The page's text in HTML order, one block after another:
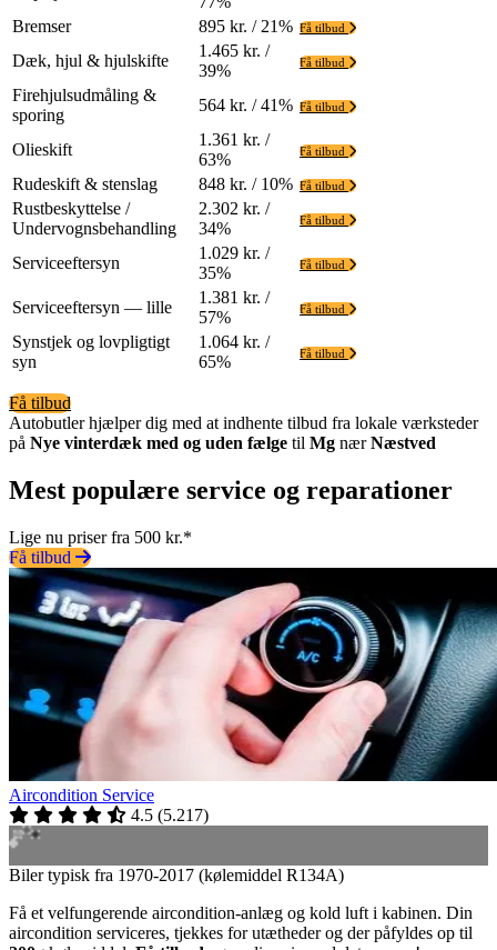
Bremser 895 kr. / 21% Få tilbud
Dæk, hjul & hjulskifte
1.465 kr. /
39%
Få tilbud
Firehjulsudmåling &
sporing
564 kr. / 41% Få tilbud
Olieskift
1.361 kr. /
63%
Få tilbud
Rudeskift & stenslag 848 kr. / 10% Få tilbud
Rustbeskyttelse /
Undervognsbehandling
2.302 kr. /
34%
Få tilbud
Serviceeftersyn
1.029 kr. /
35%
Få tilbud
Serviceeftersyn — lille
1.381 kr. /
57%
Få tilbud
Synstjek og lovpligtigt
syn
1.064 kr. /
65%
Få tilbud
Få tilbud
Autobutler hjælper dig med at indhente tilbud fra lokale værksteder
på Nye vinterdæk med og uden fælge til Mg nærNæstved
Mest populære service og reparationer
Lige nu priser fra 500 kr.*
Få tilbud
Aircondition Service
4.5 (5.217)
Biler typisk fra 1970-2017 (kølemiddel R134A)
Få et velfungerende aircondition-anlæg og kold luft i kabinen. Din
aircondition serviceres, tjekkes for utætheder og der påfyldes op til